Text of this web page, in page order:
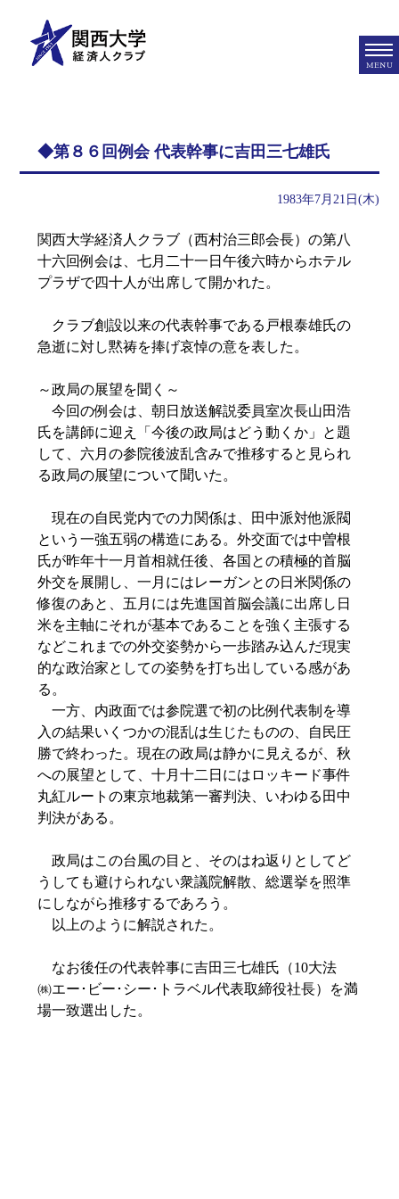
MENU
◆第８６回例会 代表幹事に吉田三七雄氏
1983年7月21日(木)
関西大学経済人クラブ（西村治三郎会長）の第八
十六回例会は、七月二十一日午後六時からホテル
プラザで四十人が出席して開かれた。
クラブ創設以来の代表幹事である戸根泰雄氏の
急逝に対し黙祷を捧げ哀悼の意を表した。
～政局の展望を聞く～
今回の例会は、朝日放送解説委員室次長山田浩
氏を講師に迎え「今後の政局はどう動くか」と題
して、六月の参院後波乱含みで推移すると見られ
る政局の展望について聞いた。
現在の自民党内での力関係は、田中派対他派閥
という一強五弱の構造にある。外交面では中曽根
氏が昨年十一月首相就任後、各国との積極的首脳
外交を展開し、一月にはレーガンとの日米関係の
修復のあと、五月には先進国首脳会議に出席し日
米を主軸にそれが基本であることを強く主張する
などこれまでの外交姿勢から一歩踏み込んだ現実
的な政治家としての姿勢を打ち出している感があ
る。
一方、内政面では参院選で初の比例代表制を導
入の結果いくつかの混乱は生じたものの、自民圧
勝で終わった。現在の政局は静かに見えるが、秋
への展望として、十月十二日にはロッキード事件
丸紅ルートの東京地裁第一審判決、いわゆる田中
判決がある。
政局はこの台風の目と、そのはね返りとしてど
うしても避けられない衆議院解散、総選挙を照準
にしながら推移するであろう。
以上のように解説された。
なお後任の代表幹事に吉田三七雄氏（10大法
㈱エー･ビー･シー･トラベル代表取締役社長）を満
場一致選出した。